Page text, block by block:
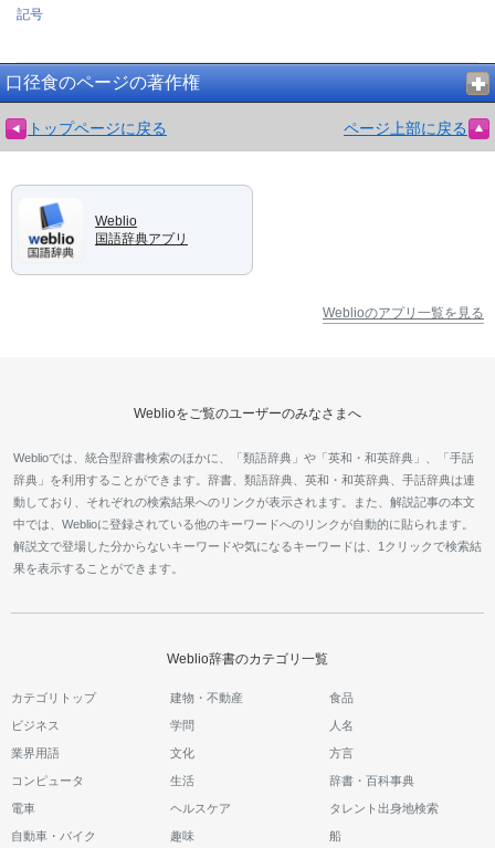
記号
口径食のページの著作権
トップページに戻る ページ上部に戻る
Weblio
国語辞典アプリ
Weblioのアプリ一覧を見る
Weblioをご覧のユーザーのみなさまへ
Weblioでは、統合型辞書検索のほかに、「類語辞典」や「英和・和英辞典」、「手話
辞典」を利用することができます。辞書、類語辞典、英和・和英辞典、手話辞典は連
動しており、それぞれの検索結果へのリンクが表示されます。また、解説記事の本文
中では、Weblioに登録されている他のキーワードへのリンクが自動的に貼られます。
解説文で登場した分からないキーワードや気になるキーワードは、1クリックで検索結
果を表示することができます。
Weblio辞書のカテゴリ一覧
カテゴリトップ 建物・不動産 食品
ビジネス 学問 人名
業界用語 文化 方言
コンピュータ 生活 辞書・百科事典
電車 ヘルスケア タレント出身地検索
自動車・バイク 趣味 船